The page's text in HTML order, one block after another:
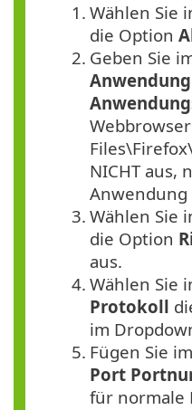
1. Wählen Sie
die Option
2. Geben Sie
Anwendung
NICHT aus,
3. Wählen Sie
die Option
aus.
4. Wählen Sie
Protokoll
im
5. Fügen Sie
Port
für normale